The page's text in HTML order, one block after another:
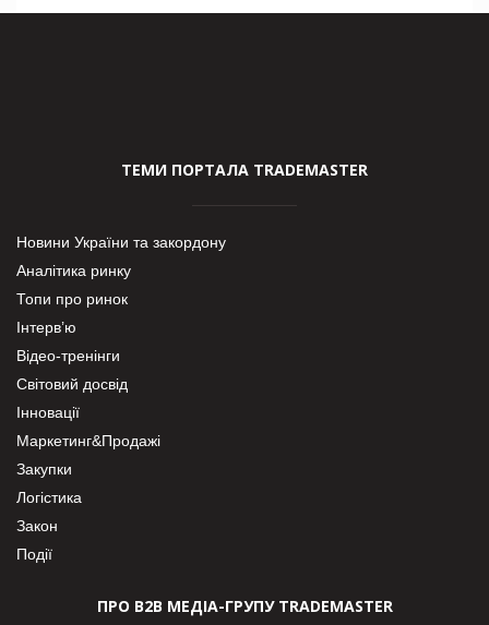
ТЕМИ ПОРТАЛА TRADEMASTER
Новини України та закордону
Аналітика ринку
Топи про ринок
Інтерв’ю
Відео-тренінги
Світовий досвід
Інновації
Маркетинг&Продажі
Закупки
Логістика
Закон
Події
ПРО В2В МЕДІА-ГРУПУ TRADEMASTER